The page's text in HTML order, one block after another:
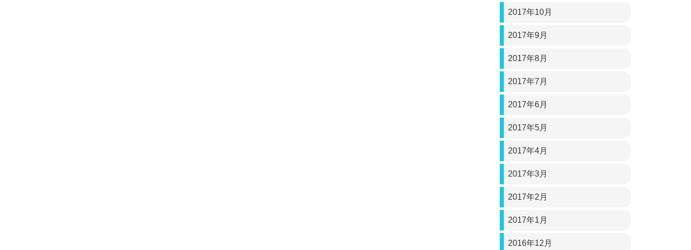
2017年10月
2017年9月
2017年8月
2017年7月
2017年6月
2017年5月
2017年4月
2017年3月
2017年2月
2017年1月
2016年12月